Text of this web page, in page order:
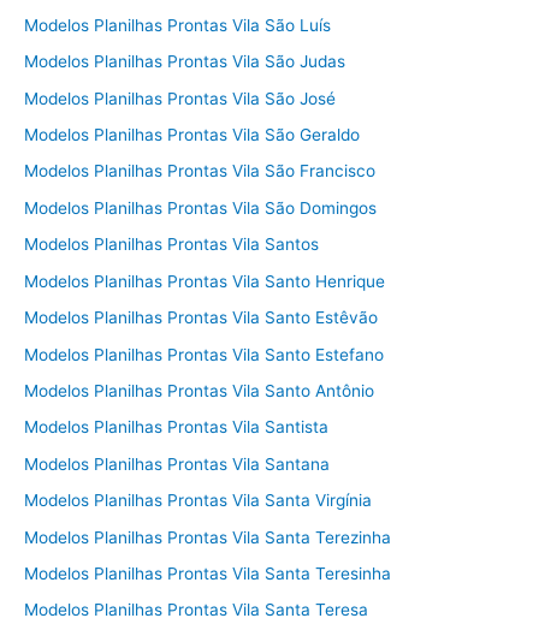
Modelos Planilhas Prontas Vila São Luís
Modelos Planilhas Prontas Vila São Judas
Modelos Planilhas Prontas Vila São José
Modelos Planilhas Prontas Vila São Geraldo
Modelos Planilhas Prontas Vila São Francisco
Modelos Planilhas Prontas Vila São Domingos
Modelos Planilhas Prontas Vila Santos
Modelos Planilhas Prontas Vila Santo Henrique
Modelos Planilhas Prontas Vila Santo Estêvão
Modelos Planilhas Prontas Vila Santo Estefano
Modelos Planilhas Prontas Vila Santo Antônio
Modelos Planilhas Prontas Vila Santista
Modelos Planilhas Prontas Vila Santana
Modelos Planilhas Prontas Vila Santa Virgínia
Modelos Planilhas Prontas Vila Santa Terezinha
Modelos Planilhas Prontas Vila Santa Teresinha
Modelos Planilhas Prontas Vila Santa Teresa